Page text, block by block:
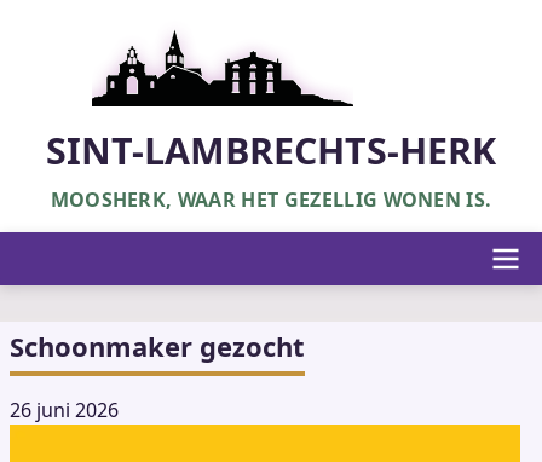
SINT-LAMBRECHTS-HERK
MOOSHERK, WAAR HET GEZELLIG WONEN IS.
Schoonmaker gezocht
26 juni 2026